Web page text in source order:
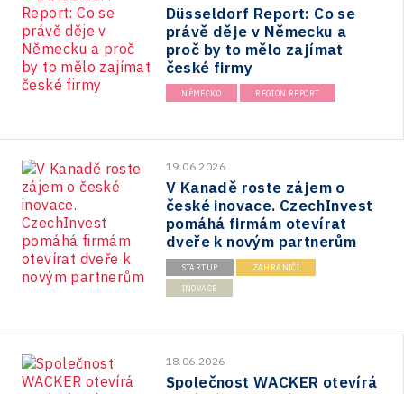
Düsseldorf Report: Co se
právě děje v Německu a
proč by to mělo zajímat
české firmy
NĚMECKO REGION REPORT
19.06.2026
V Kanadě roste zájem o
české inovace. CzechInvest
pomáhá firmám otevírat
dveře k novým partnerům
STARTUP ZAHRANIČÍ
INOVACE
18.06.2026
Společnost WACKER otevírá